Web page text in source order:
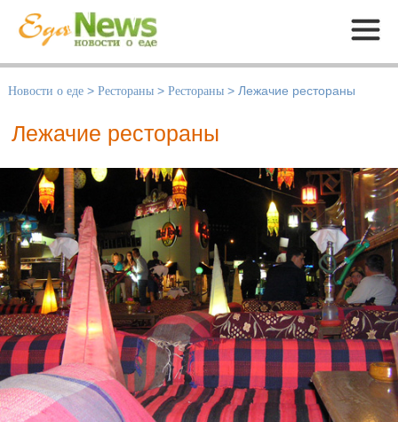
Меню
Новости о еде > Рестораны > Рестораны > Лежачие рестораны
Лежачие рестораны